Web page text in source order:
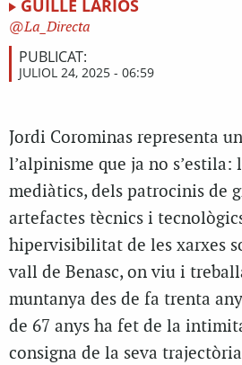
GUILLE LARIOS
La_Directa
PUBLICAT:
JULIOL 24, 2025 - 06:59
Jordi Corominas representa
l’alpinisme que ja no
mediàtics, dels patrocinis de
artefactes tècnics i
hipervisibilitat de les xarxes
vall de Benasc, on viu i
muntanya des de fa trenta
de 67 anys ha fet de la
consigna de la seva